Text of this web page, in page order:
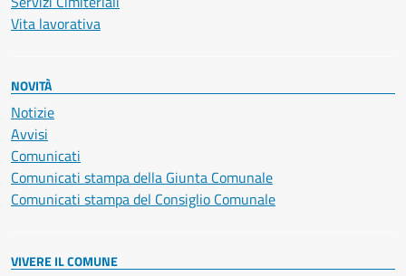
Vita lavorativa
NOVITÀ
Notizie
Avvisi
Comunicati
Comunicati stampa della Giunta Comunale
Comunicati stampa del Consiglio Comunale
VIVERE IL COMUNE